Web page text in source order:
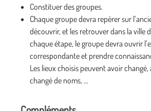
Constituer des groupes.
Chaque groupe devra repérer sur
découvrir, et les retrouver dans la ville
chaque étape, le groupe devra ouvrir
correspondante et prendre
Les lieux choisis peuvent avoir
changé de noms, ...